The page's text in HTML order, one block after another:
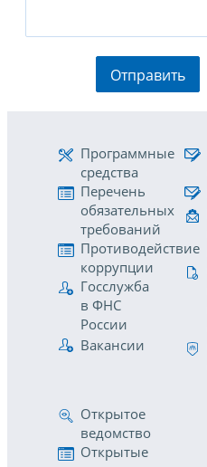
Отправить
Программные
средства
Перечень
обязательных
требований
Противодействие
коррупции
Госслужба
в ФНС
России
Вакансии
Открытое
ведомство
Открытые